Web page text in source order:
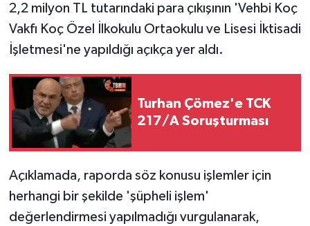
2,2 milyon TL tutarındaki para çıkışının 'Vehbi Koç
Vakfı Koç Özel İlkokulu Ortaokulu ve Lisesi İktisadi
İşletmesi'ne yapıldığı açıkça yer aldı.
Turhan Çömez'e TCK
217/A Soruşturması
Açıklamada, raporda söz konusu işlemler için
herhangi bir şekilde 'şüpheli işlem'
değerlendirmesi yapılmadığı vurgulanarak,